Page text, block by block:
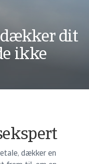
dit
ikke
dækker en